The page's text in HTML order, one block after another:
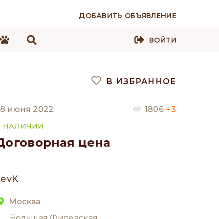
ДОБАВИТЬ ОБЪЯВЛЕНИЕ
ВОЙТИ
В ИЗБРАННОЕ
июня 2022 1806 +3
НАЛИЧИИ
цена
Москва